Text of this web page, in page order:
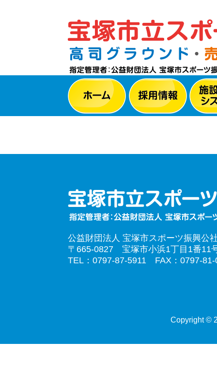
公益財団法人 宝塚市スポーツ振興公
〒665-0827 宝塚市小浜1丁目1番11
TEL：0797-87-5911 FAX：0797-81-
Copyright ©